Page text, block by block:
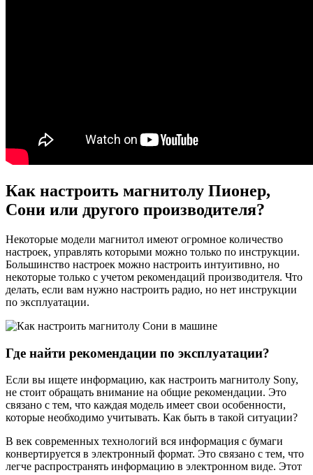
Как настроить магнитолу Пионер,
Сони или другого производителя?
Некоторые модели магнитол имеют огромное количество
настроек, управлять которыми можно только по инструкции.
Большинство настроек можно настроить интуитивно, но
некоторые только с учетом рекомендаций производителя. Что
делать, если вам нужно настроить радио, но нет инструкции
по эксплуатации.
Где найти рекомендации по эксплуатации?
Если вы ищете информацию, как настроить магнитолу Sony,
не стоит обращать внимание на общие рекомендации. Это
связано с тем, что каждая модель имеет свои особенности,
которые необходимо учитывать. Как быть в такой ситуации?
В век современных технологий вся информация с бумаги
конвертируется в электронный формат. Это связано с тем, что
легче распространять информацию в электронном виде. Этот